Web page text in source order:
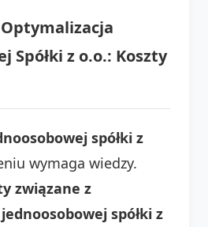
Spółki z o.o.: Koszty
spółki z
wymaga wiedzy.
związane z
spółki z